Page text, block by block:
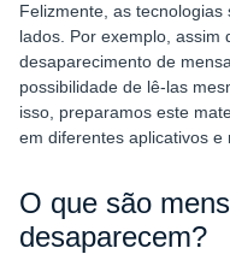
Felizmente, as
lados. Por exemplo, assim
desaparecimento de
possibilidade de lê-las
isso, preparamos este
em diferentes aplicativos e
O que são
desaparecem?